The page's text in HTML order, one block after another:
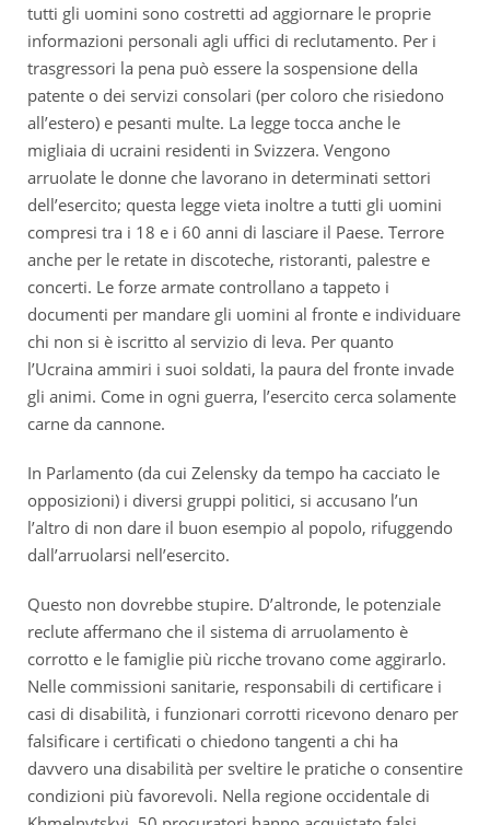
tutti gli uomini sono costretti ad aggiornare le proprie
informazioni personali agli uffici di reclutamento. Per i
trasgressori la pena può essere la sospensione della
patente o dei servizi consolari (per coloro che risiedono
all’estero) e pesanti multe. La legge tocca anche le
migliaia di ucraini residenti in Svizzera. Vengono
arruolate le donne che lavorano in determinati settori
dell’esercito; questa legge vieta inoltre a tutti gli uomini
compresi tra i 18 e i 60 anni di lasciare il Paese. Terrore
anche per le retate in discoteche, ristoranti, palestre e
concerti. Le forze armate controllano a tappeto i
documenti per mandare gli uomini al fronte e individuare
chi non si è iscritto al servizio di leva. Per quanto
l’Ucraina ammiri i suoi soldati, la paura del fronte invade
gli animi. Come in ogni guerra, l’esercito cerca solamente
carne da cannone.
In Parlamento (da cui Zelensky da tempo ha cacciato le
opposizioni) i diversi gruppi politici, si accusano l’un
l’altro di non dare il buon esempio al popolo, rifuggendo
dall’arruolarsi nell’esercito.
Questo non dovrebbe stupire. D’altronde, le potenziale
reclute affermano che il sistema di arruolamento è
corrotto e le famiglie più ricche trovano come aggirarlo.
Nelle commissioni sanitarie, responsabili di certificare i
casi di disabilità, i funzionari corrotti ricevono denaro per
falsificare i certificati o chiedono tangenti a chi ha
davvero una disabilità per sveltire le pratiche o consentire
condizioni più favorevoli. Nella regione occidentale di